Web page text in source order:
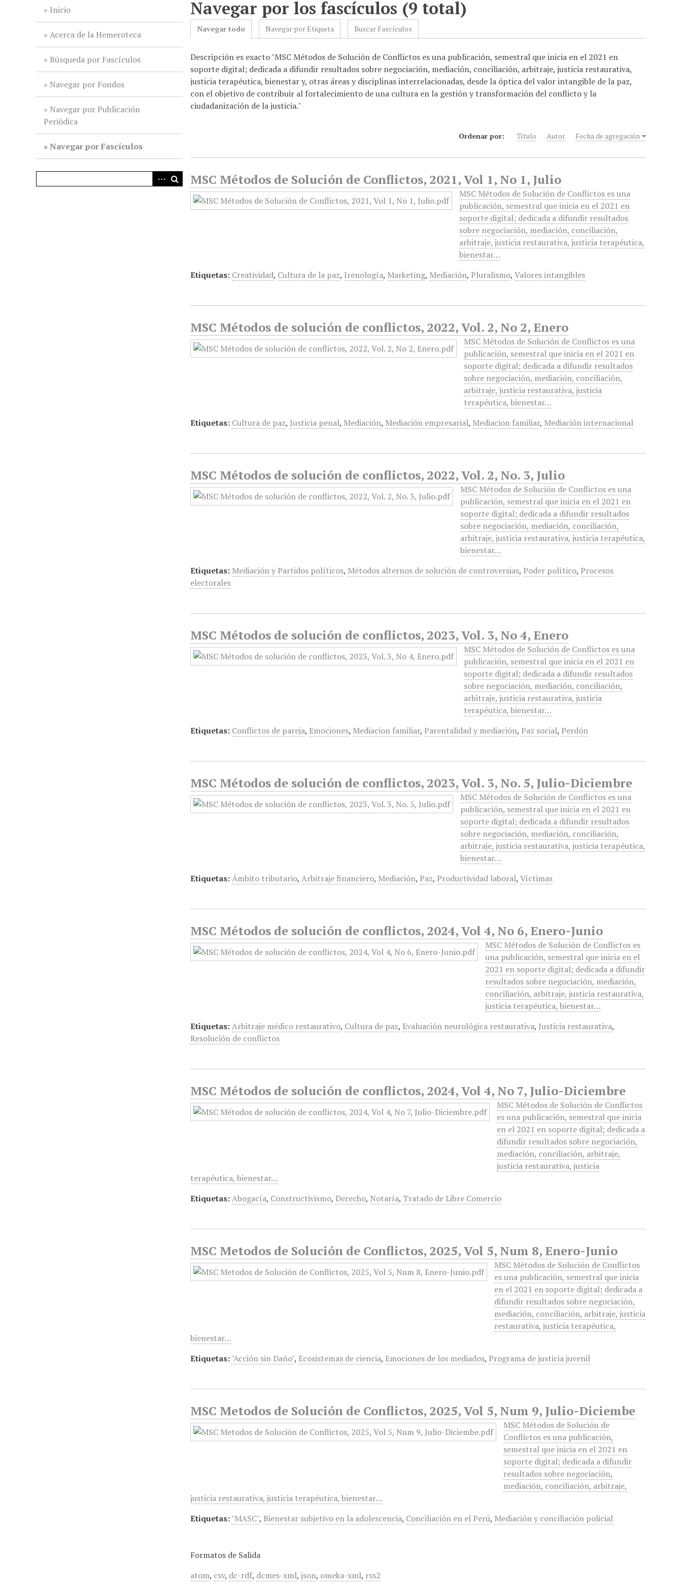
Inicio
Acerca de la Hemeroteca
Búsqueda por Fascículos
Navegar por Fondos
Navegar por Publicación
Periódica
Navegar por Fascículos
Navegar por los fascículos (9 total)
Navegar todo Navegar por Etiqueta Buscar Fascículos
Descripción es exacto "MSC Métodos de Solución de Conflictos es una publicación, semestral que inicia en el 2021 en
soporte digital; dedicada a difundir resultados sobre negociación, mediación, conciliación, arbitraje, justicia restaurativa,
justicia terapéutica, bienestar y, otras áreas y disciplinas interrelacionadas, desde la óptica del valor intangible de la paz,
con el objetivo de contribuir al fortalecimiento de una cultura en la gestión y transformación del conflicto y la
ciudadanización de la justicia."
Ordenar por: Título Autor Fecha de agregación
MSC Métodos de Solución de Conflictos, 2021, Vol 1, No 1, Julio
MSC Métodos de Solución de Conflictos es una
publicación, semestral que inicia en el 2021 en
soporte digital; dedicada a difundir resultados
sobre negociación, mediación, conciliación,
arbitraje, justicia restaurativa, justicia terapéutica,
bienestar…
Etiquetas: Creatividad, Cultura de la paz, Irenología, Marketing, Mediación, Pluralismo,Valores intangibles
MSC Métodos de solución de conflictos, 2022, Vol. 2, No 2, Enero
MSC Métodos de Solución de Conflictos es una
publicación, semestral que inicia en el 2021 en
soporte digital; dedicada a difundir resultados
sobre negociación, mediación, conciliación,
arbitraje, justicia restaurativa, justicia
terapéutica, bienestar…
Etiquetas: Cultura de paz, Justicia penal, Mediación, Mediación empresarial, Mediacion familiar, Mediación internacional
MSC Métodos de solución de conflictos, 2022, Vol. 2, No. 3, Julio
MSC Métodos de Solución de Conflictos es una
publicación, semestral que inicia en el 2021 en
soporte digital; dedicada a difundir resultados
sobre negociación, mediación, conciliación,
arbitraje, justicia restaurativa, justicia terapéutica,
bienestar…
Etiquetas: Mediación y Partidos políticos, Métodos alternos de solución de controversias, Poder político, Procesos
electorales
MSC Métodos de solución de conflictos, 2023, Vol. 3, No 4, Enero
MSC Métodos de Solución de Conflictos es una
publicación, semestral que inicia en el 2021 en
soporte digital; dedicada a difundir resultados
sobre negociación, mediación, conciliación,
arbitraje, justicia restaurativa, justicia
terapéutica, bienestar…
Etiquetas: Conflictos de pareja, Emociones, Mediacion familiar, Parentalidad y mediación, Paz social, Perdón
MSC Métodos de solución de conflictos, 2023, Vol. 3, No. 5, Julio-Diciembre
MSC Métodos de Solución de Conflictos es una
publicación, semestral que inicia en el 2021 en
soporte digital; dedicada a difundir resultados
sobre negociación, mediación, conciliación,
arbitraje, justicia restaurativa, justicia terapéutica,
bienestar…
Etiquetas:Ámbito tributario,Arbitraje financiero, Mediación, Paz, Productividad laboral,Víctimas
MSC Métodos de solución de conflictos, 2024, Vol 4, No 6, Enero-Junio
MSC Métodos de Solución de Conflictos es
una publicación, semestral que inicia en el
2021 en soporte digital; dedicada a difundir
resultados sobre negociación, mediación,
conciliación, arbitraje, justicia restaurativa,
justicia terapéutica, bienestar…
Etiquetas:Arbitraje médico restaurativo, Cultura de paz, Evaluación neurológica restaurativa, Justicia restaurativa,
Resolución de conflictos
MSC Métodos de solución de conflictos, 2024, Vol 4, No 7, Julio-Diciembre
MSC Métodos de Solución de Conflictos
es una publicación, semestral que inicia
en el 2021 en soporte digital; dedicada a
difundir resultados sobre negociación,
mediación, conciliación, arbitraje,
justicia restaurativa, justicia
terapéutica, bienestar…
Etiquetas:Abogacía, Constructivismo, Derecho, Notaría, Tratado de Libre Comercio
MSC Metodos de Solución de Conflictos, 2025, Vol 5, Num 8, Enero-Junio
MSC Métodos de Solución de Conflictos
es una publicación, semestral que inicia
en el 2021 en soporte digital; dedicada a
difundir resultados sobre negociación,
mediación, conciliación, arbitraje, justicia
restaurativa, justicia terapéutica,
bienestar…
Etiquetas:"Acción sin Daño", Ecosistemas de ciencia, Emociones de los mediados, Programa de justicia juvenil
MSC Metodos de Solución de Conflictos, 2025, Vol 5, Num 9, Julio-Diciembe
MSC Métodos de Solución de
Conflictos es una publicación,
semestral que inicia en el 2021 en
soporte digital; dedicada a difundir
resultados sobre negociación,
mediación, conciliación, arbitraje,
justicia restaurativa, justicia terapéutica, bienestar…
Etiquetas:"MASC", Bienestar subjetivo en la adolescencia, Conciliación en el Perú, Mediación y conciliación policial
Formatos de Salida
atom, csv, dc-rdf, dcmes-xml,json, omeka-xml, rss2